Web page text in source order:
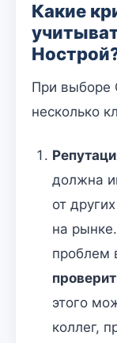
Какие
При выборе
несколько
должна
от
на
проблем
этого
коллег,